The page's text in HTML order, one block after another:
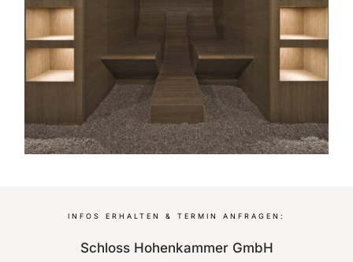
INFOS ERHALTEN & TERMIN ANFRAGEN:
Schloss Hohenkammer GmbH